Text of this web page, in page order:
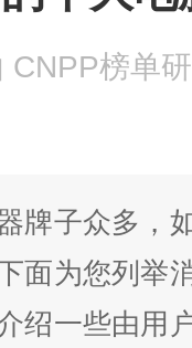
CNPP榜单
牌子众多，
面为您列举
绍一些由用